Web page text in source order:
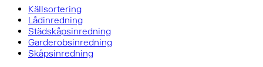
Källsortering
Lådinredning
Städskåpsinredning
Garderobsinredning
Skåpsinredning